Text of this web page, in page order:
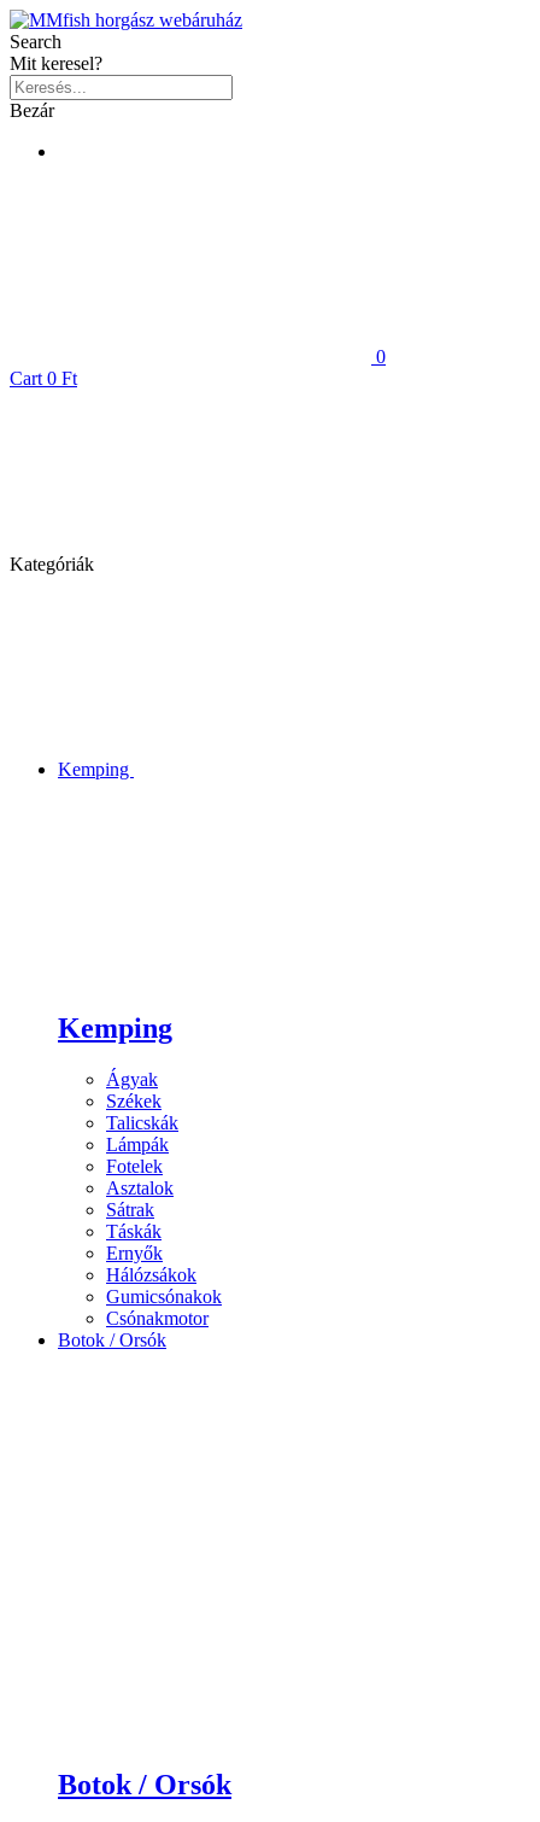
Search
Mit keresel?
Bezár
0
Cart 0 Ft
Kategóriák
Kemping
Kemping
Ágyak
Székek
Talicskák
Lámpák
Fotelek
Asztalok
Sátrak
Táskák
Ernyők
Hálózsákok
Gumicsónakok
Csónakmotor
Botok / Orsók
Botok / Orsók